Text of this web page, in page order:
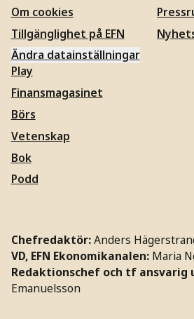
Om cookies
Tillgänglighet på EFN
Ändra datainställningar
Play
Finansmagasinet
Börs
Vetenskap
Bok
Podd
Chefredaktör:Anders
VD, EFN Ekonomikanalen: Maria
Redaktionschef och tf ansvarig
Emanuelsson